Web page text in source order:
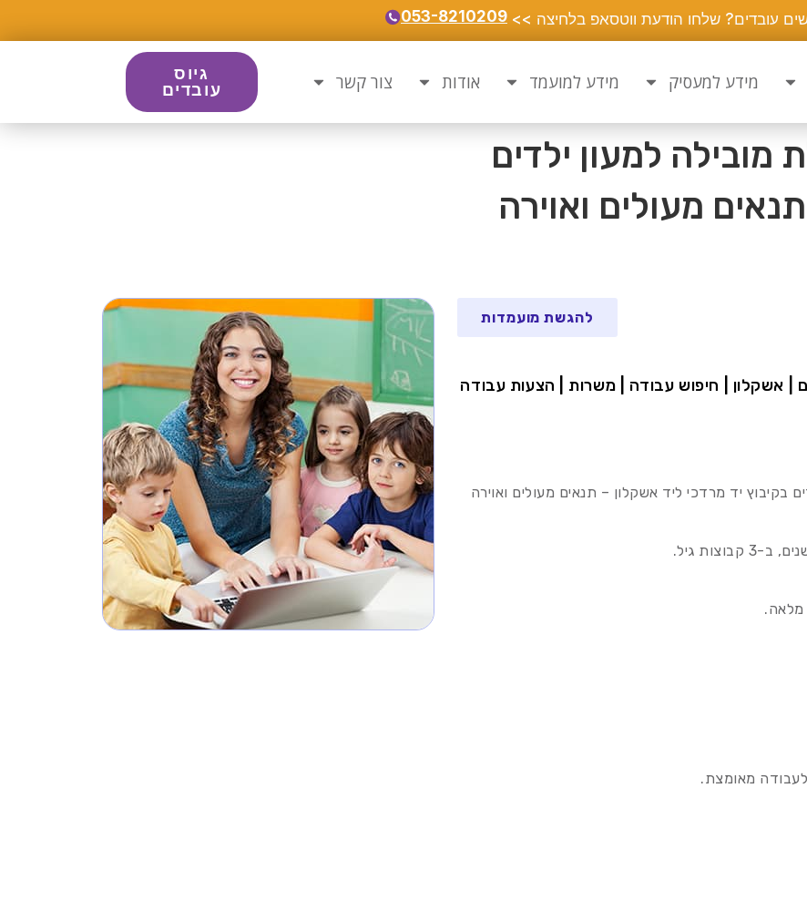
עובדים? שלחו הודעת ווטסאפ בלחיצה >> 053-8210209
מידע למעסיק מידע למועמד אודות צור קשר
גיוס
עובדים
למעון ילדים
מעולים ואוירה
להגשת מועמדות
| אשקלון | חיפוש עבודה | משרות | הצעות עבודה
יד מרדכי ליד אשקלון – תנאים מעולים ואוירה
מלאה.
לעבודה מאומצת.